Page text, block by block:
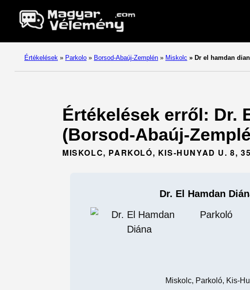
Értékelések » Parkolo » Borsod-Abaúj-Zemplén » Miskolc » Dr el hamdan
Értékelések erről: Dr.
(Borsod-Abaúj-
MISKOLC, PARKOLÓ, KIS-HUNYAD U. 8,
Dr. El Hamdan
Parkoló
Miskolc, Parkoló, Kis-